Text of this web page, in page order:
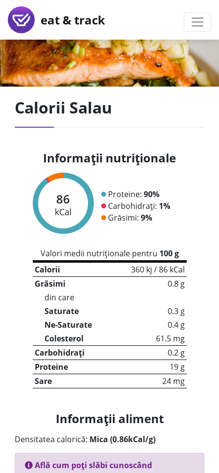
eat & track
Calorii Salau
Informații nutriționale
86
kCal
Proteine: 90%
Carbohidrați: 1%
Grăsimi: 9%
Valori medii nutriționale pentru 100 g
Calorii
360 kj / 86 kCal
Grăsimi
0.8 g
din care
Saturate
0.3 g
Ne-Saturate
0.4 g
Colesterol
61.5 mg
Carbohidrați
0.2 g
Proteine
19 g
Sare
24 mg
Informații aliment
Densitatea calorică: Mica (0.86kCal/g)
Află cum poți slăbi cunoscând